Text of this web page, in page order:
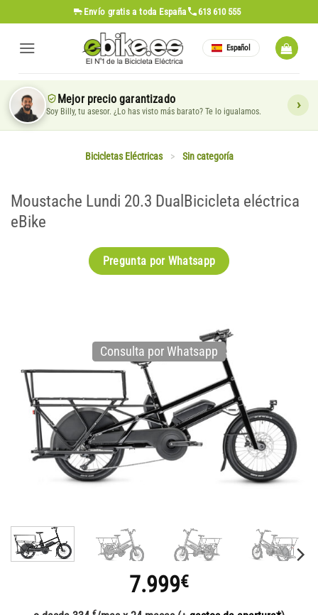
al
contenido
Envío gratis a toda España 613 610 555
Español
Mejor precio garantizado
Soy Billy, tu asesor. ¿Lo has visto más barato? Te lo igualamos.
Bicicletas Eléctricas > Sin categoría
Moustache Lundi 20.3 DualBicicleta eléctrica
eBike
Pregunta por Whatsapp
Consulta por Whatsapp
7.999€